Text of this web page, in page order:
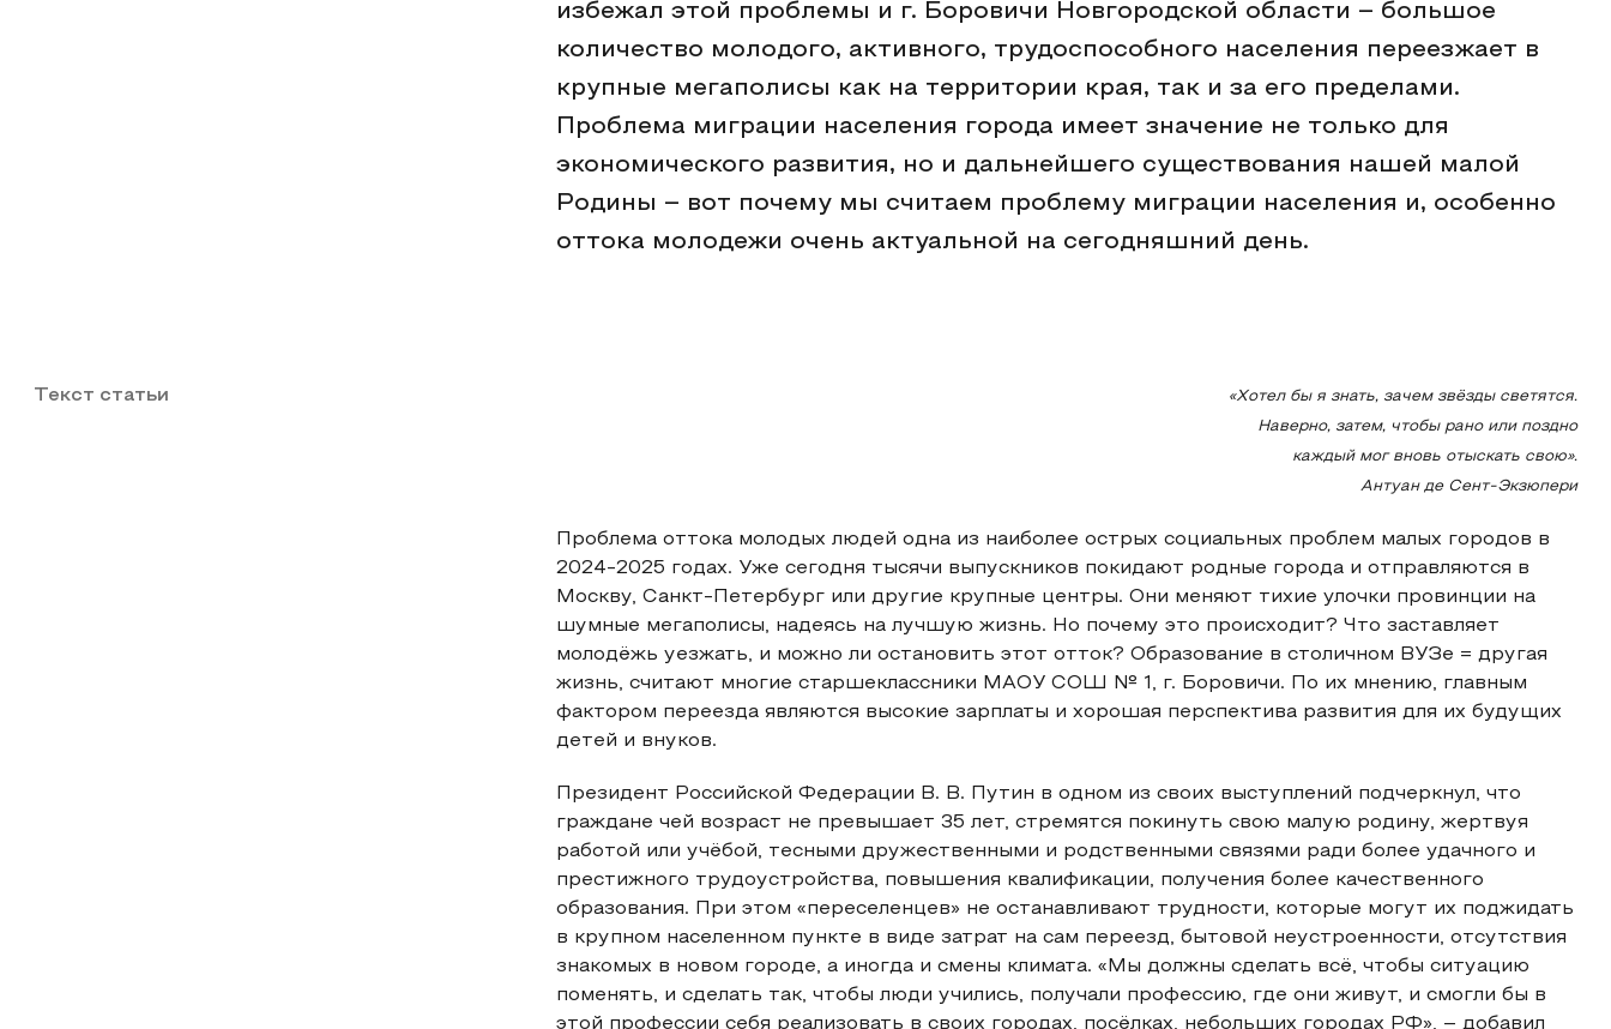
избежал этой проблемы и г. Боровичи Новгородской области – большое
количество молодого, активного, трудоспособного населения переезжает в
крупные мегаполисы как на территории края, так и за его пределами.
Проблема миграции населения города имеет значение не только для
экономического развития, но и дальнейшего существования нашей малой
Родины – вот почему мы считаем проблему миграции населения и, особенно
оттока молодежи очень актуальной на сегодняшний день.
Текст статьи «Хотел бы я знать, зачем звёзды светятся.
Наверно, затем, чтобы рано или поздно
каждый мог вновь отыскать свою».
Антуан де Сент-Экзюпери
Проблема оттока молодых людей одна из наиболее острых социальных проблем малых городов в
2024-2025 годах. Уже сегодня тысячи выпускников покидают родные города и отправляются в
Москву, Санкт-Петербург или другие крупные центры. Они меняют тихие улочки провинции на
шумные мегаполисы, надеясь на лучшую жизнь. Но почему это происходит? Что заставляет
молодёжь уезжать, и можно ли остановить этот отток? Образование в столичном ВУЗе = другая
жизнь, считают многие старшеклассники МАОУ СОШ № 1, г. Боровичи. По их мнению, главным
фактором переезда являются высокие зарплаты и хорошая перспектива развития для их будущих
детей и внуков.
Президент Российской Федерации В. В. Путин в одном из своих выступлений подчеркнул, что
граждане чей возраст не превышает 35 лет, стремятся покинуть свою малую родину, жертвуя
работой или учёбой, тесными дружественными и родственными связями ради более удачного и
престижного трудоустройства, повышения квалификации, получения более качественного
образования. При этом «переселенцев» не останавливают трудности, которые могут их поджидать
в крупном населенном пункте в виде затрат на сам переезд, бытовой неустроенности, отсутствия
знакомых в новом городе, а иногда и смены климата. «Мы должны сделать всё, чтобы ситуацию
поменять, и сделать так, чтобы люди учились, получали профессию, где они живут, и смогли бы в
этой профессии себя реализовать в своих городах, посёлках, небольших городах РФ», – добавил